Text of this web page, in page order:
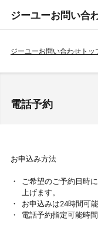
ジーユーお問い合
ジーユーお問い合わせトッ
電話予約
お申込み方法
ご希望のご予約日時
上げます。
お申込みは24時間可
電話予約指定可能時